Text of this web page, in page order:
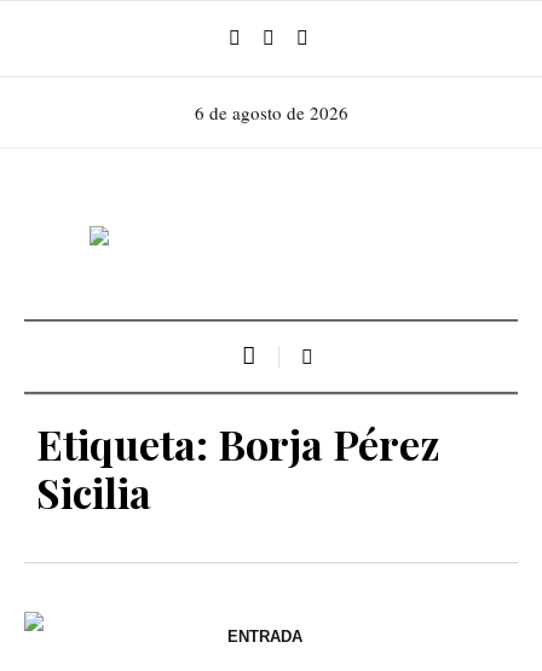
6 de agosto de 2026
Etiqueta: Borja Pérez
Sicilia
ENTRADA